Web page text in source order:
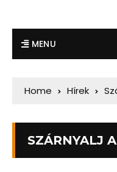
MENU
Home Hírek
SZÁRNYALJ